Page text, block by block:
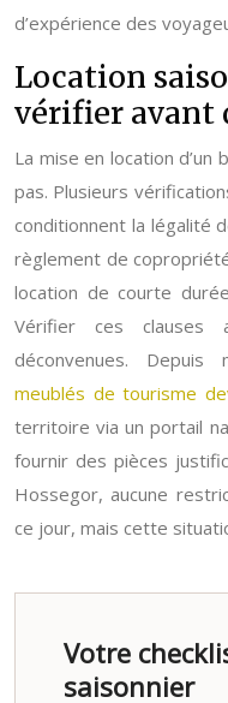
d’expérience des
Location
vérifier avant
La mise en location d’un
pas. Plusieurs
conditionnent la légalité
règlement de
location de courte
Vérifier ces clauses
déconvenues.
meublés de tourisme
territoire via un portail
fournir des pièces
Hossegor, aucune
ce jour, mais cette
Votre
saisonnier